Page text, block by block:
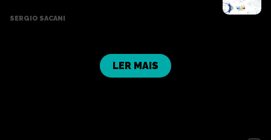
SERGIO SACANI
LER MAIS